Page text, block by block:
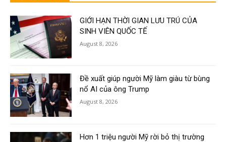
GIỚI HẠN THỜI GIAN LƯU TRÚ CỦA
SINH VIÊN QUỐC TẾ
August 8, 2026
Đề xuất giúp người Mỹ làm giàu từ bùng
nổ AI của ông Trump
August 8, 2026
Hơn 1 triệu người Mỹ rời bỏ thị trường